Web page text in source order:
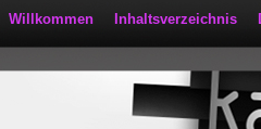
Willkommen Inhaltsverzeichnis